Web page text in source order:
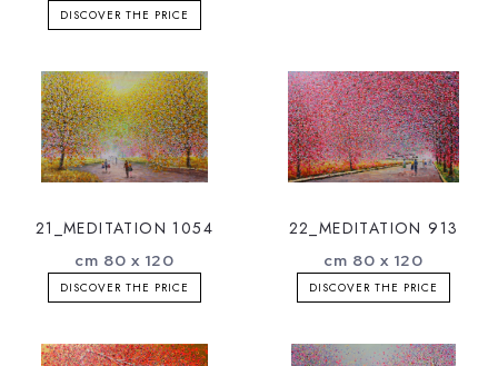
DISCOVER THE PRICE
21_MEDITATION 1054
cm 80 x 120
DISCOVER THE PRICE
22_MEDITATION 913
cm 80 x 120
DISCOVER THE PRICE